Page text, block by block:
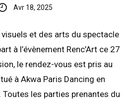
Avr 18, 2025
et des arts du spectacle
à l’évènement Renc’Art ce 27
le rendez-vous est pris au
à Akwa Paris Dancing en
les parties prenantes du